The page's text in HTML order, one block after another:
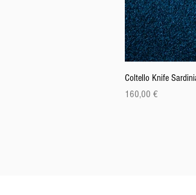
Coltello Knife
Preis
160,00 €